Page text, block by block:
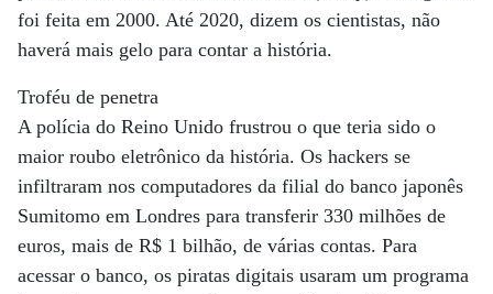
foi feita em 2000. Até 2020, dizem os cientistas, não
haverá mais gelo para contar a história.
Troféu de penetra
A polícia do Reino Unido frustrou o que teria sido o
maior roubo eletrônico da história. Os hackers se
infiltraram nos computadores da filial do banco japonês
Sumitomo em Londres para transferir 330 milhões de
euros, mais de R$ 1 bilhão, de várias contas. Para
acessar o banco, os piratas digitais usaram um programa